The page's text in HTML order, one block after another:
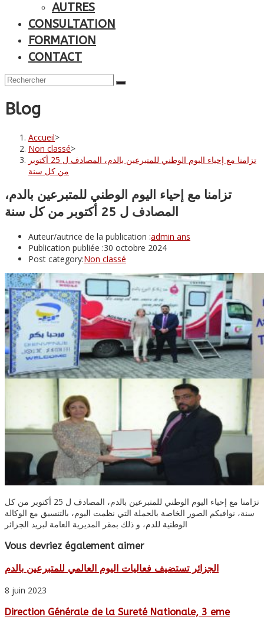
AUTRES
CONSULTATION
FORMATION
CONTACT
Blog
Accueil>
Non classé>
تزامنا مع إحياء اليوم الوطني للمتبرعين بالدم، المصادف ل 25 أكتوبر
من كل سنة
تزامنا مع إحياء اليوم الوطني للمتبرعين بالدم،
المصادف ل 25 أكتوبر من كل سنة
Auteur/autrice de la publication :admin ans
Publication publiée :30 octobre 2024
Post category:Non classé
تزامنا مع إحياء اليوم الوطني للمتبرعين بالدم، المصادف ل 25 أكتوبر من كل
سنة، نوافيكم الصور الخاصة بالحملة التي نظمت اليوم، بالتنسيق مع الوكالة
الوطنية للدم، و ذلك بمقر المديرية العامة لبريد الجزائر
Vous devriez également aimer
الجزائر تستضيف فعاليات اليوم العالمي للمتبرعين بالدم
8 juin 2023
Direction Générale de la Sureté Nationale, 3 eme